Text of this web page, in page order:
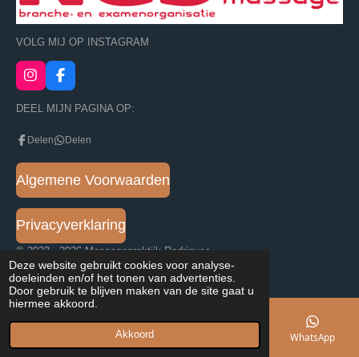
Deze website gebruikt cookies voor analyse-
doeleinden en/of het tonen van advertenties.
Door gebruik te blijven maken van de site gaat u
hiermee akkoord.
Akkoord
VOLG MIJ OP INSTAGRAM
I
n
s
g
m
F
a
c
o
DEEL MIJN PAGINA OP:
Delen Delen
Algemene Voorwaarden
Privacyverklaring
© 2023 - 2026 Massagepraktijk Rodrigues
Powered byJouwWeb
Telefoonnummer WhatsApp